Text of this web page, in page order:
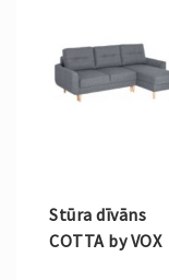
Stūra dīvāns
COTTA by VOX